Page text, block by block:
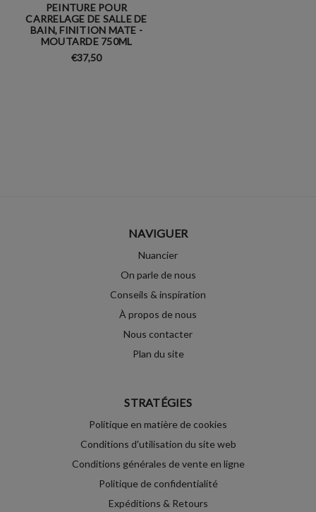
PEINTURE POUR
CARRELAGE DE SALLE DE
BAIN, FINITION MATE -
MOUTARDE 750ML
€37,50
NAVIGUER
Nuancier
On parle de nous
Conseils & inspiration
À propos de nous
Nous contacter
Plan du site
STRATÉGIES
Politique en matière de cookies
Conditions d'utilisation du site web
Conditions générales de vente en ligne
Politique de confidentialité
Expéditions & Retours